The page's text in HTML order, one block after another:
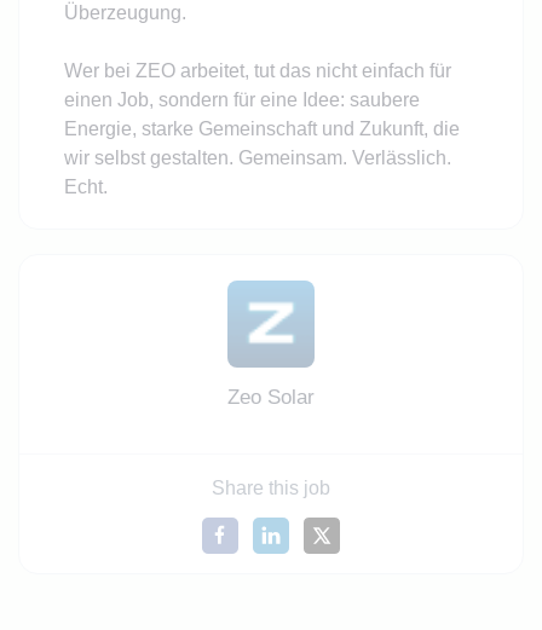
Überzeugung.
Wer bei ZEO arbeitet, tut das nicht einfach für
einen Job, sondern für eine Idee: saubere
Energie, starke Gemeinschaft und Zukunft, die
wir selbst gestalten. Gemeinsam. Verlässlich.
Echt.
Zeo Solar
Share this job